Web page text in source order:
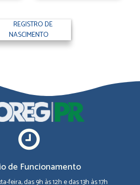
de Funcionamento
feira, das 9h às 12h e das 13h às 17h